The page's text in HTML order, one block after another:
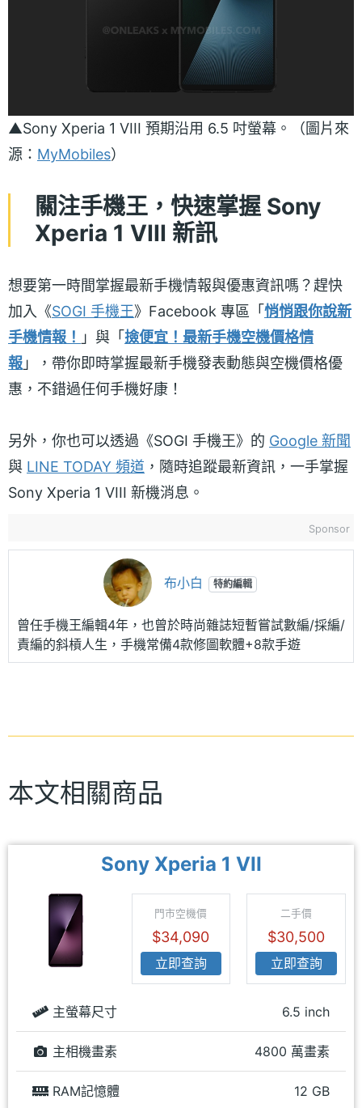
▲Sony Xperia 1 VIII 預期沿用 6.5 吋螢幕。（圖片來
源： MyMobiles）
關注手機王，快速掌握 Sony
Xperia 1 VIII 新訊
想要第一時間掌握最新手機情報與優惠資訊嗎？趕快
加入《SOGI 手機王》Facebook 專區「悄悄跟你說新
手機情報！ 」與「撿便宜！最新手機空機價格情
報 」，帶你即時掌握最新手機發表動態與空機價格優
惠，不錯過任何手機好康！
另外，你也可以透過《SOGI 手機王》的 Google 新聞
與 LINE TODAY 頻道 ，隨時追蹤最新資訊，一手掌握
Sony Xperia 1 VIII 新機消息。
Sponsor
布小白 特約編輯
曾任手機王編輯4年，也曾於時尚雜誌短暫嘗試數編/採編/
責編的斜槓人生，手機常備4款修圖軟體+8款手遊
本文相關商品
Sony Xperia 1 VII
門市空機價
$34,090
立即查詢
二手價
$30,500
立即查詢
主螢幕尺寸 6.5 inch
主相機畫素 4800 萬畫素
RAM記憶體 12 GB